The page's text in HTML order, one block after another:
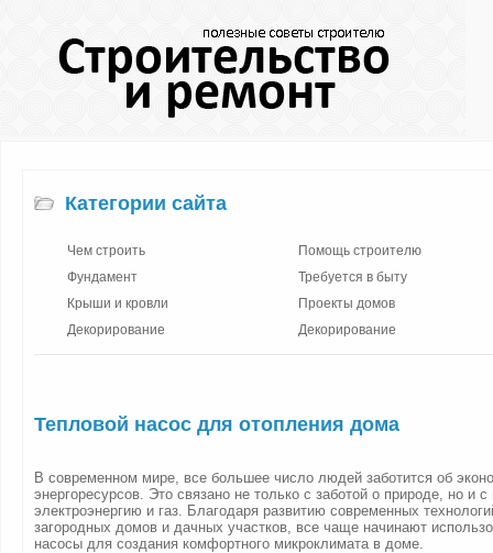
Категории сайта
Чем строить
Фундамент
Крыши и кровли
Декорирование
Помощь строителю
Требуется в быту
Проекты домов
Декорирование
Тепловой насос для отопления дома
В современном мире, все большее число людей заботится об
энергоресурсов. Это связано не только с заботой о природе, но и
электроэнергию и газ. Благодаря развитию современных
загородных домов и дачных участков, все чаще начинают
насосы для создания комфортного микроклимата в доме.